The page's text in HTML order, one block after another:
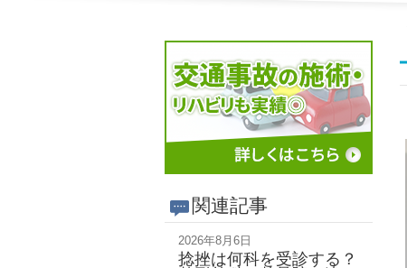
関連記事
2026年8月6日
捻挫は何科を受診する？